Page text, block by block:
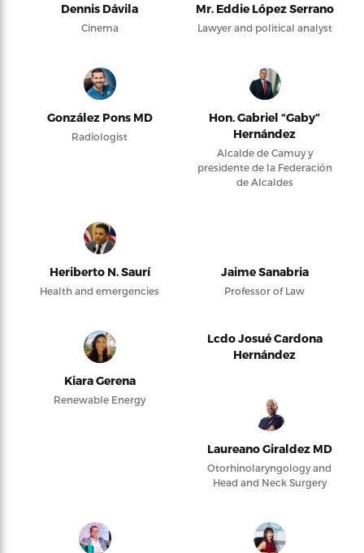
Dennis Dávila
Cinema
Mr. Eddie López Serrano
Lawyer and political analyst
González Pons MD
Radiologist
Hon. Gabriel “Gaby”
Hernández
Alcalde de Camuy y
presidente de la Federación
de Alcaldes
Heriberto N. Saurí
Health and emergencies
Jaime Sanabria
Professor of Law
Kiara Gerena
Renewable Energy
Lcdo Josué Cardona
Hernández
Laureano Giraldez MD
Otorhinolaryngology and
Head and Neck Surgery